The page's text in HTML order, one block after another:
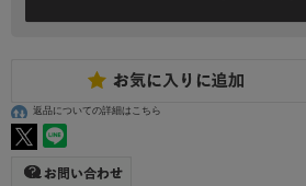
返品についての詳細はこちら